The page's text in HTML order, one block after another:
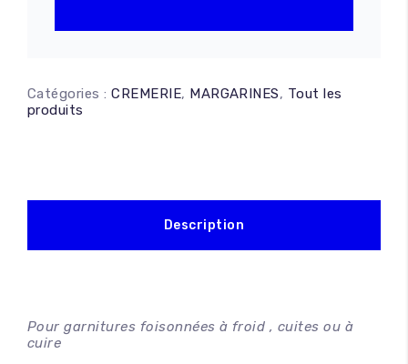
Catégories :CREMERIE, MARGARINES, Tout les
produits
Description
Pour garnitures foisonnées à froid , cuites ou à
cuire